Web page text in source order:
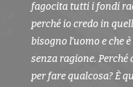
fagocita tutti i fondi
perché io credo in
bisogno l’uomo e che
senza ragione.
per fare qualcosa? È